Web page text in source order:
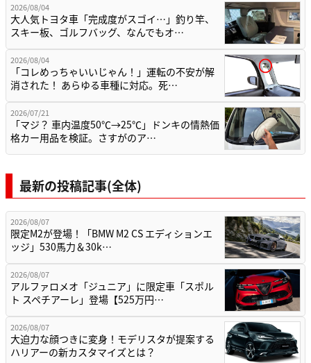
2026/08/04
大人気トヨタ車「完成度がスゴイ…」釣り竿、
スキー板、ゴルフバッグ、なんでもオ…
2026/08/04
「コレめっちゃいいじゃん！」運転の不安が解
消された！ あらゆる車種に対応。死…
2026/07/21
「マジ？ 車内温度50℃→25℃」ドンキの情熱価
格カー用品を検証。さすがのア…
最新の投稿記事(全体)
2026/08/07
限定M2が登場！「BMW M2 CS エディションエ
ッジ」530馬力＆30k…
2026/08/07
アルファロメオ「ジュニア」に限定車「スポル
ト スペチアーレ」登場【525万円…
2026/08/07
大迫力な顔つきに変身！モデリスタが提案する
ハリアーの新カスタマイズとは？